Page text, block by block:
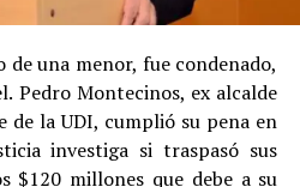
de una menor, fue condenado,
Pedro Montecinos, ex alcalde
de la UDI, cumplió su pena en
investiga si traspasó sus
$120 millones que debe a su